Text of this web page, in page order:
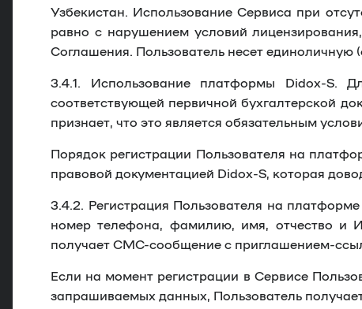
Узбекистан. Использование Сервиса при
равно с нарушением условий
Соглашения. Пользователь несет единоличную
3.4.1.
Использование платформы Didox-S.
соответствующей первичной бухгалтерской
признает, что это является обязательным
Порядок регистрации Пользователя на
правовой документацией Didox-S, которая
3.4.2.
Регистрация Пользователя на
номер телефона, фамилию, имя, отчество и
получает СМС-сообщение с приглашением-
Если на момент регистрации в Сервисе
запрашиваемых данных, Пользователь